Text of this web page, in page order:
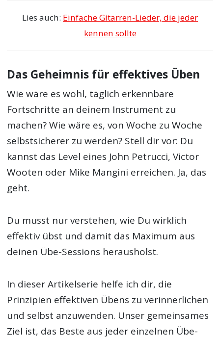
Lies auch: Einfache Gitarren-Lieder, die jeder
kennen sollte
Das Geheimnis für effektives Üben
Wie wäre es wohl, täglich erkennbare
Fortschritte an deinem Instrument zu
machen? Wie wäre es, von Woche zu Woche
selbstsicherer zu werden? Stell dir vor: Du
kannst das Level eines John Petrucci, Victor
Wooten oder Mike Mangini erreichen. Ja, das
geht.
Du musst nur verstehen, wie Du wirklich
effektiv übst und damit das Maximum aus
deinen Übe-Sessions herausholst.
In dieser Artikelserie helfe ich dir, die
Prinzipien effektiven Übens zu verinnerlichen
und selbst anzuwenden. Unser gemeinsames
Ziel ist, das Beste aus jeder einzelnen Übe-